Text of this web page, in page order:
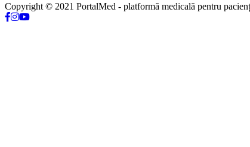
Copyright © 2021 PortalMed - platformă medicală pentru